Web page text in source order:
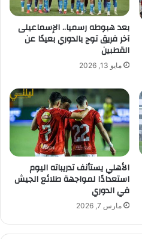
بعد هبوطه رسميا.. الإسماعيلى
آخر فريق توج بالدوري بعيدًا عن
القطبين
مايو 13, 2026
الأهلي يستأنف تدريباته اليوم
استعدادًا لمواجهة طلائع الجيش
في الدوري
مارس 7, 2026